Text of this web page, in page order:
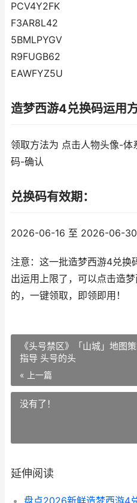
PCV4Y2FK
F3AR8L42
5BMLPYGV
R9FUGB62
EAWFYZ5U
造梦西游4兑换码运用方
领取方法为 点击人物头像-
码-确认
兑换码有效期：
2026-06-16 至 2026-06-30
注意：这一批造梦西游4兑换
出运用上限了，可以点击造
的，一键领取，即领即用！
《头号禁区》「山城」地图
指导 头号的头
« 上一篇
没有了！
延伸阅读
盘点2026新鲜造梦西游4